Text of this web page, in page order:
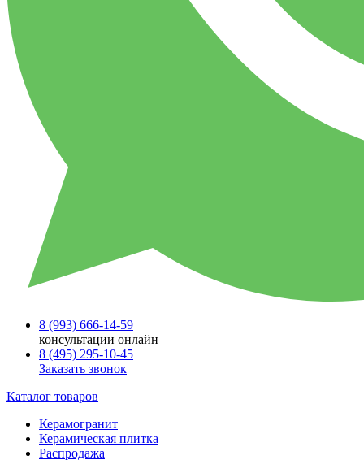
8 (993) 666-14-59
консультации онлайн
8 (495) 295-10-45
Заказать звонок
Каталог товаров
Керамогранит
Керамическая плитка
Распродажа